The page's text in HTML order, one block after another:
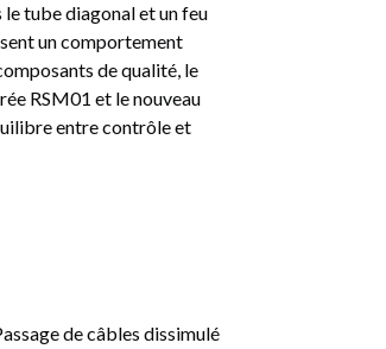
tube diagonal et un feu
un comportement
de qualité, le
RSM01 et le nouveau
entre contrôle et
de câbles dissimulé